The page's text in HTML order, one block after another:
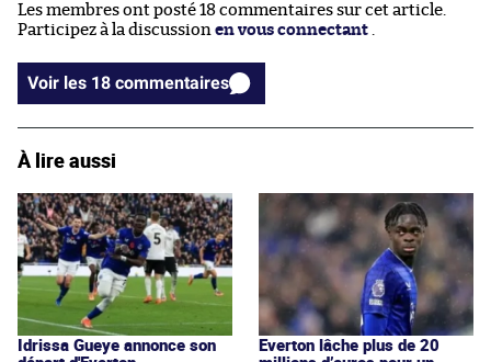
Les membres ont posté 18 commentaires sur cet article.
Participez à la discussion en vous connectant
Voir les 18 commentaires
À lire aussi
Idrissa Gueye annonce son
Everton lâche plus de 20